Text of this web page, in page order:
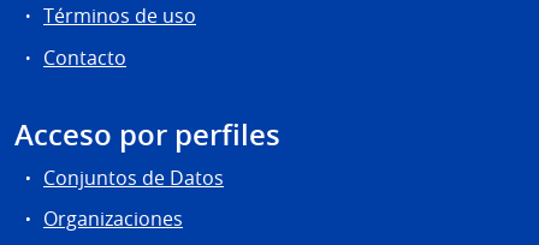
Términos de uso
Contacto
Acceso por perfiles
Conjuntos de Datos
Organizaciones